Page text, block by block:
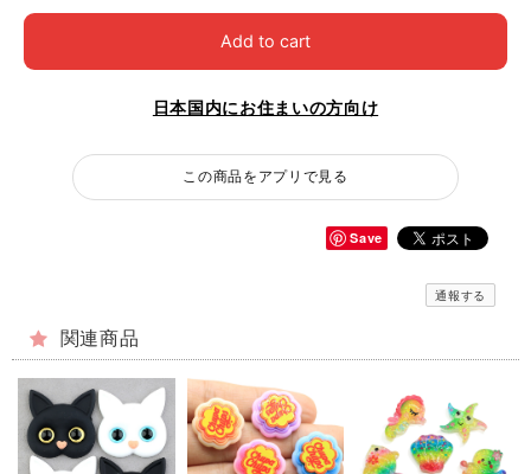
Add to cart
日本国内にお住まいの方向け
この商品をアプリで見る
Save
通報する
関連商品